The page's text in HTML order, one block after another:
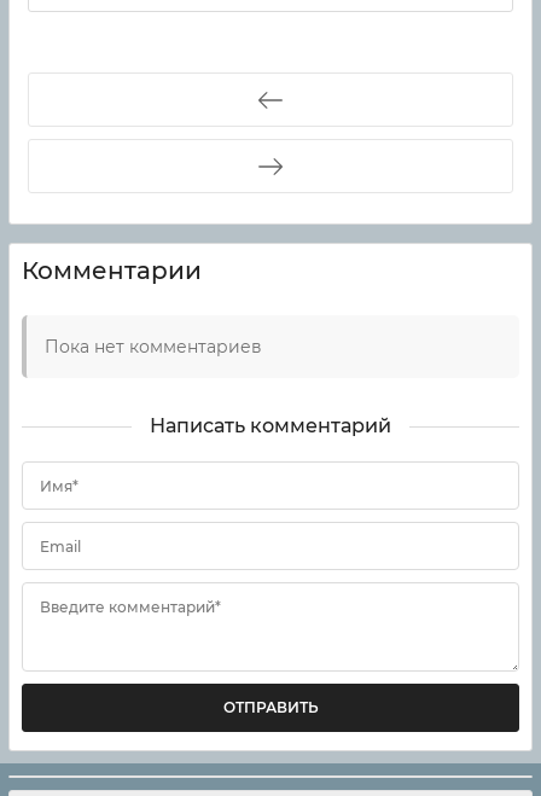
Комментарии
Пока нет комментариев
Написать комментарий
Имя*
Email
Введите комментарий*
ОТПРАВИТЬ